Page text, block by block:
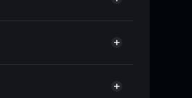
mit intelligentem Order